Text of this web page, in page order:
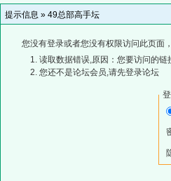
提示信息 » 49总部高手坛
您没有登录或者您没有权限访问此页面
读取数据错误,原因：您要访问的
您还不是论坛会员,请先登录论坛